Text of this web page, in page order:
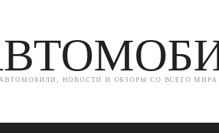
НОВОСТИ И ОБЗОРЫ СО ВСЕГО МИРА